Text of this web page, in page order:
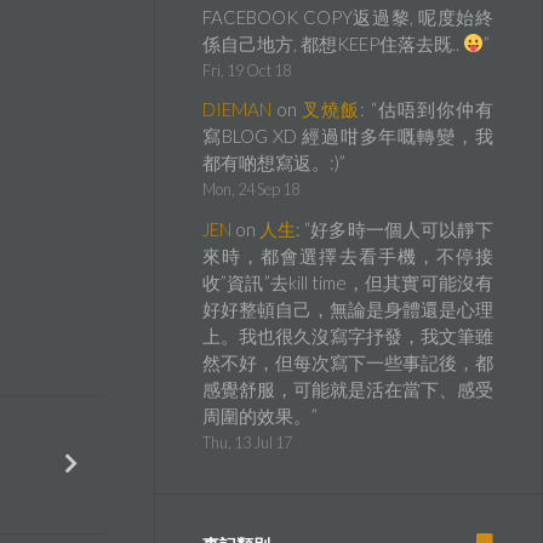
FACEBOOK COPY返過黎, 呢度始終
係自己地方, 都想KEEP住落去既..
”
Fri, 19 Oct 18
DIEMAN on 叉燒飯 : “估唔到你仲有
寫BLOG XD 經過咁多年嘅轉變，我
都有啲想寫返。:)”
Mon, 24 Sep 18
JEN on 人生: “好多時一個人可以靜下
來時，都會選擇去看手機，不停接
收”資訊”去kill time，但其實可能沒有
好好整頓自己，無論是身體還是心理
上。我也很久沒寫字抒發，我文筆雖
然不好，但每次寫下一些事記後，都
感覺舒服，可能就是活在當下、感受
周圍的效果。 ”
Thu, 13 Jul 17